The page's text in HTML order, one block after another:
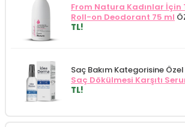
From Natura Kadınlar İçin
Roll-on Deodorant 75 ml
TL!
Saç Bakım Kategorisine
Saç Dökülmesi Karşıtı
TL!